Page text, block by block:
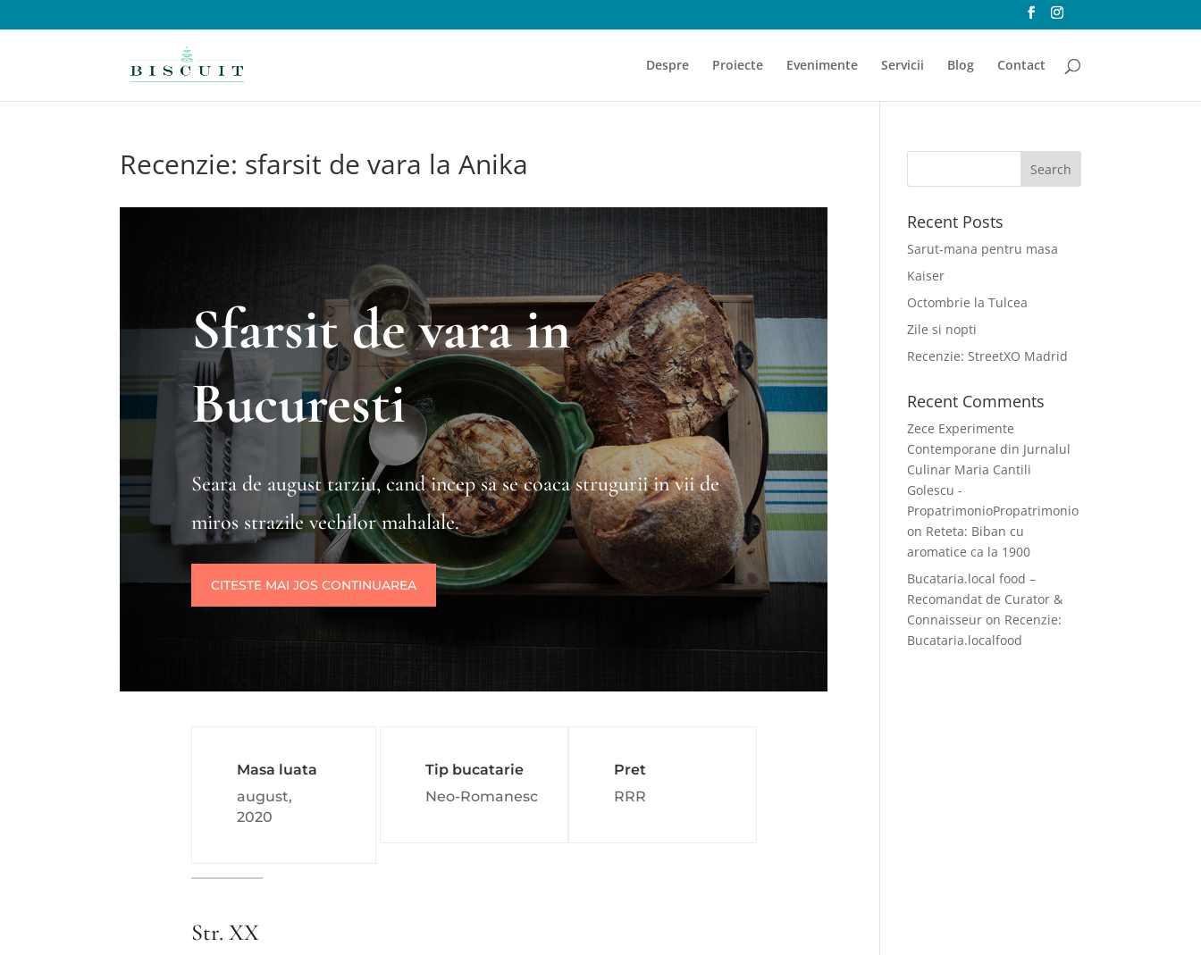
Despre Proiecte Evenimente Servicii Blog Contact
Recenzie: sfarsit de vara la Anika
Sfarsit de vara in
Bucuresti
Seara de august tarziu, cand incep sa se coaca strugurii in vii de
miros strazile vechilor mahalale.
CITESTE MAI JOS CONTINUAREA
Masa luata
august,
2020
Tip bucatarie
Neo-Romanesc
Pret
RRR
Str. XX
Recent Posts
Sarut-mana pentru masa
Kaiser
Octombrie la Tulcea
Zile si nopti
Recenzie: StreetXO Madrid
Recent Comments
Zece Experimente
Contemporane din Jurnalul
Culinar Maria Cantili
Golescu -
PropatrimonioPropatrimonio
on Reteta: Biban cu
aromatice ca la 1900
Bucataria.local food –
Recomandat de Curator &
Connaisseur on Recenzie:
Bucataria.localfood